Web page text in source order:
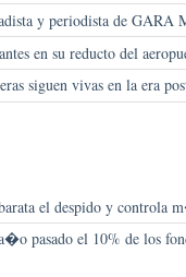
y periodista de
en su reducto del
siguen vivas en la era
el despido y controla
pasado el 10% de los